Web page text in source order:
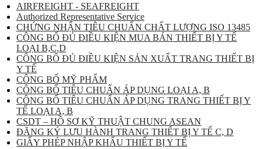
AIRFREIGHT - SEAFREIGHT
Authorized Representative Service
CHỨNG NHẬN TIÊU CHUẨN CHẤT LƯỢNG ISO 13485
CÔNG BỐ ĐỦ ĐIỀU KIỆN MUA BÁN THIẾT BỊ Y TẾ
LOẠI B,C,D
CÔNG BỐ ĐỦ ĐIỀU KIỆN SẢN XUẤT TRANG THIẾT BỊ
Y TẾ
CÔNG BỐ MỸ PHẨM
CÔNG BỐ TIÊU CHUẨN ÁP DỤNG LOẠI A, B
CÔNG BỐ TIÊU CHUẨN ÁP DỤNG TRANG THIẾT BỊ Y
TẾ LOẠI A, B
CSDT – HỒ SƠ KỸ THUẬT CHUNG ASEAN
ĐĂNG KÝ LƯU HÀNH TRANG THIẾT BỊ Y TẾ C, D
GIẤY PHÉP NHẬP KHẨU THIẾT BỊ Y TẾ